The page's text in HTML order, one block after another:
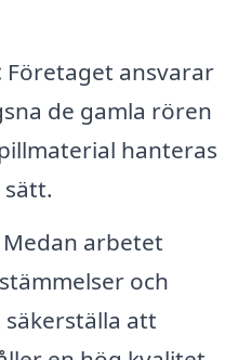
Företaget ansvarar
de gamla rören
hanteras
Medan arbetet
och
att